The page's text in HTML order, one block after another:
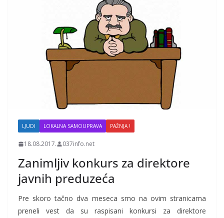
LJUDI LOKALNA SAMOUPRAVA PAŽNJA !
18.08.2017. 037info.net
Zanimljiv konkurs za direktore
javnih preduzeća
Pre skoro tačno dva meseca smo na ovim stranicama
preneli vest da su raspisani konkursi za direktore